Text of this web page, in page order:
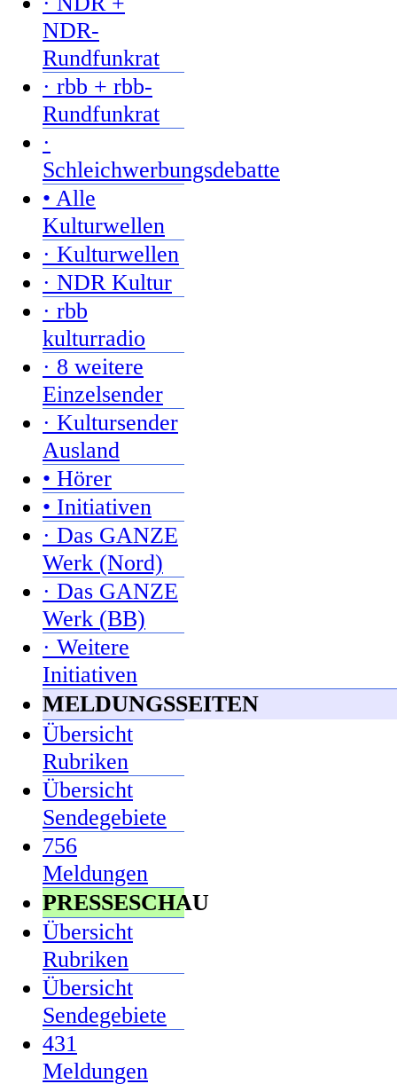
NDR-
Rundfunkrat
· rbb + rbb-
Rundfunkrat
·
Schleichwerbungsdebatte
• Alle
Kulturwellen
· Kulturwellen
· NDR Kultur
· rbb
kulturradio
· 8 weitere
Einzelsender
· Kultursender
Ausland
• Hörer
• Initiativen
· Das GANZE
Werk (Nord)
· Das GANZE
Werk (BB)
· Weitere
Initiativen
MELDUNGSSEITEN
Übersicht
Rubriken
Übersicht
Sendegebiete
756
Meldungen
PRESSESCHAU
Übersicht
Rubriken
Übersicht
Sendegebiete
431
Meldungen